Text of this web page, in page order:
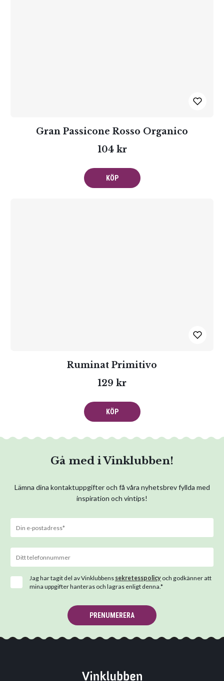
Gran Passicone Rosso Organico
104 kr
KÖP
Ruminat Primitivo
129 kr
KÖP
Gå med i Vinklubben!
Lämna dina kontaktuppgifter och få våra nyhetsbrev fyllda med
inspiration och vintips!
Jag har tagit del av Vinklubbens sekretesspolicy och godkänner att
mina uppgifter hanteras och lagras enligt denna.*
PRENUMERERA